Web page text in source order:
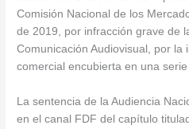
Comisión Nacional de los
de 2019, por infracción grave de
Comunicación Audiovisual, por la
comercial encubierta en una serie
La sentencia de la Audiencia
en el canal FDF del capítulo